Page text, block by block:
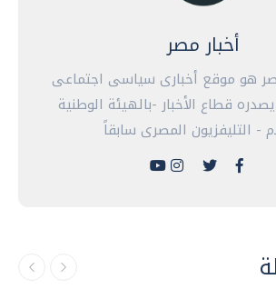
أخبار مصر
هو موقع أخبارى سياسى اجتماعى
قطاع الأخبار -بالهيئة الوطنية
- التليفزيون المصرى سابقاً